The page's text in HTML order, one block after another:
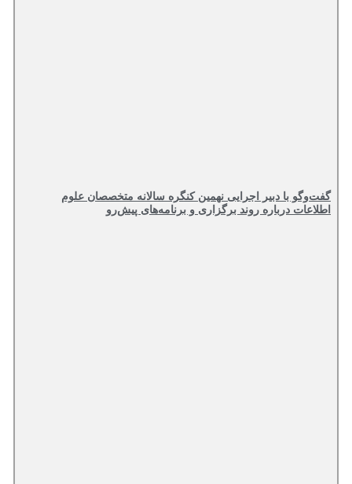
گفت‌وگو با دبیر اجرایی نهمین کنگره سالانه متخصصان علوم
اطلاعات درباره روند برگزاری و برنامه‌های پیش‌رو